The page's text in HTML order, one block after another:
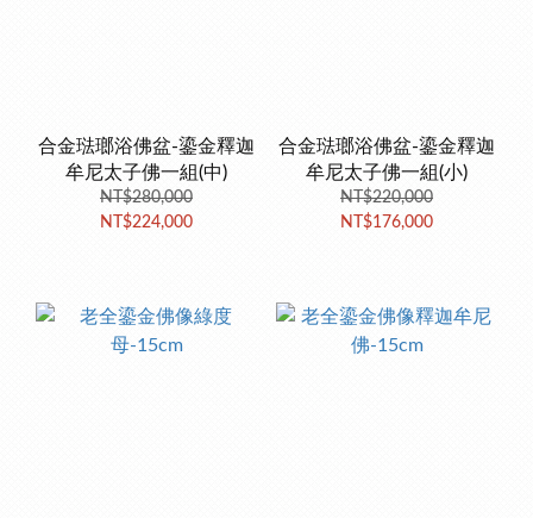
合金琺瑯浴佛盆-鎏金釋迦
牟尼太子佛一組(中)
NT$280,000
NT$224,000
合金琺瑯浴佛盆-鎏金釋迦
牟尼太子佛一組(小)
NT$220,000
NT$176,000